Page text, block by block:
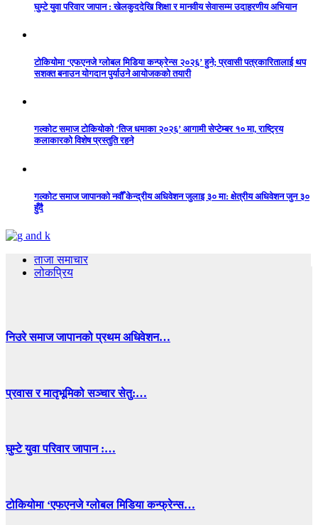
घुम्टे युवा परिवार जापान : खेलकुददेखि शिक्षा र मानवीय सेवासम्म उदाहरणीय अभियान
टोकियोमा ‘एफएनजे ग्लोबल मिडिया कन्फ्रेन्स २०२६’ हुने; प्रवासी पत्रकारितालाई थप
सशक्त बनाउन योगदान पुर्याउने आयोजकको तयारी
गल्कोट समाज टोकियोको ‘तिज धमाका २०२६’ आगामी सेप्टेम्बर १० मा, राष्ट्रिय
कलाकारको विशेष प्रस्तुति रहने
गल्कोट समाज जापानको नवौँ केन्द्रीय अधिवेशन जुलाइ ३० मा: क्षेत्रीय अधिवेशन जुन ३०
हुँदै
ताजा समाचार
लोकप्रिय
निउरे समाज जापानको प्रथम अधिवेशन…
प्रवास र मातृभूमिको सञ्चार सेतु:…
घुम्टे युवा परिवार जापान :…
टोकियोमा ‘एफएनजे ग्लोबल मिडिया कन्फ्रेन्स…